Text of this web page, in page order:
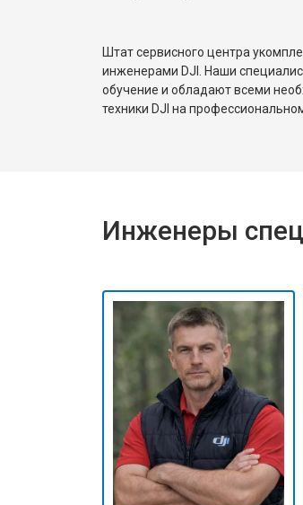
Штат сервисного центра
инженерами DJI. Наши
обучение и обладают всеми
техники DJI на
Инженеры